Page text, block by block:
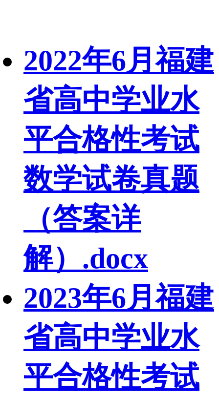
2022年6月福建
省高中学业水
平合格性考试
数学试卷真题
（答案详
解）.docx
2023年6月福建
省高中学业水
平合格性考试